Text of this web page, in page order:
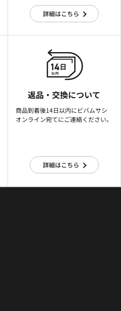
詳細はこちら
返品・交換について
商品到着後14日以内にビバムサシ
オンライン宛てにご連絡ください。
詳細はこちら